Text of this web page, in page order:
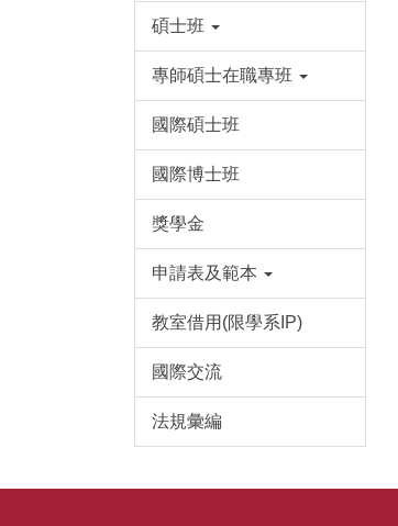
碩士班
專師碩士在職專班
國際碩士班
國際博士班
獎學金
申請表及範本
教室借用(限學系IP)
國際交流
法規彙編